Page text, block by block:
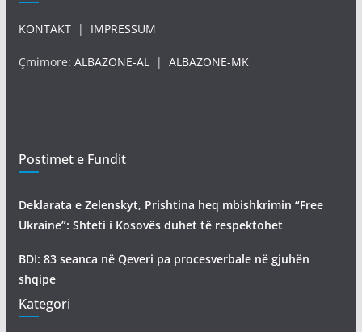
KONTAKT| IMPRESSUM
Çmimore: ALBAZONE-AL| ALBAZONE-MK
Postimet e Fundit
Deklarata e Zelenskyt, Prishtina heq mbishkrimin “Free
Ukraine”: Shteti i Kosovës duhet të respektohet
BDI: 83 seanca në Qeveri pa procesverbale në gjuhën
shqipe
Kategori